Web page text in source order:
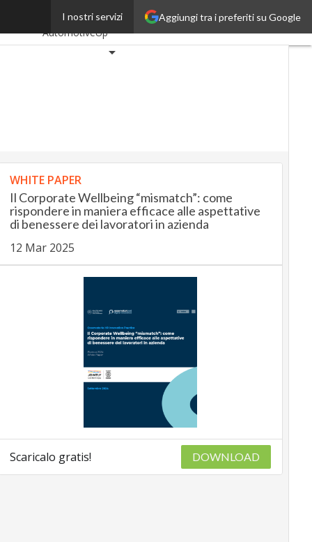
Aggiungi tra i preferiti su Google
I nostri servizi
Ultimi articoli
AutomotiveUp
Proptech
WHITE PAPER
Il Corporate Wellbeing “mismatch”: come
rispondere in maniera efficace alle aspettative
di benessere dei lavoratori in azienda
12 Mar 2025
Scaricalo gratis! DOWNLOAD